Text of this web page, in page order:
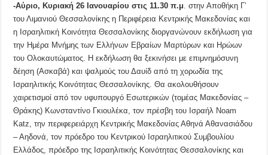
-Αύριο, Κυριακή 26 Ιανουαρίου στις 11.30 π.μ . στην Αποθήκη Γ’
του Λιμανιού Θεσσαλονίκης η Περιφέρεια Κεντρικής Μακεδονίας και
η Ισραηλιτική Κοινότητα Θεσσαλονίκης διοργανώνουν εκδήλωση για
την Ημέρα Μνήμης των Ελλήνων Εβραίων Μαρτύρων και Ηρώων
του Ολοκαυτώματος. Η εκδήλωση θα ξεκινήσει με επιμνημόσυνη
δέηση (Ασκαβά) και ψαλμούς του Δαυίδ από τη χορωδία της
Ισραηλιτικής Κοινότητας Θεσσαλονίκης. Θα ακολουθήσουν
χαιρετισμοί από τον υφυπουργό Εσωτερικών (τομέας Μακεδονίας –
Θράκης) Κωνσταντίνο Γκιουλέκα, τον πρέσβη του Ισραήλ Noam
Katz, την περιφερειάρχη Κεντρικής Μακεδονίας Αθηνά Αθανασιάδου
– Αηδονά, τον πρόεδρο του Κεντρικού Ισραηλιτικού Συμβουλίου
Ελλάδος, πρόεδρο της Ισραηλιτικής Κοινότητας Θεσσαλονίκης και